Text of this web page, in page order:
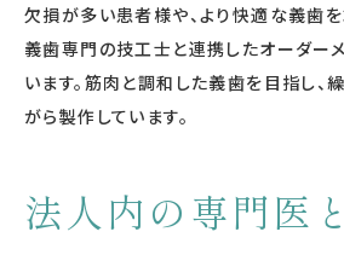
欠損が多い患者様や、より快適な義歯
義歯専門の技工士と連携したオーダー
います。筋肉と調和した義歯を目指し、
がら製作しています。
法人内の専門医